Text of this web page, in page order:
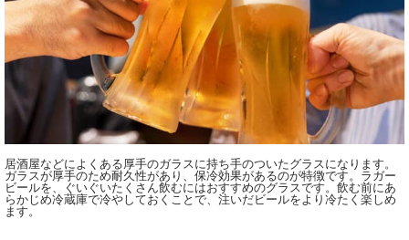
居酒屋などによくある厚手のガラスに持ち手のついたグラスになります。
ガラスが厚手のため耐久性があり、保冷効果があるのが特徴です。ラガー
ビールを、ぐいぐいたくさん飲むにはおすすめのグラスです。飲む前にあ
らかじめ冷蔵庫で冷やしておくことで、注いだビールをより冷たく楽しめ
ます。